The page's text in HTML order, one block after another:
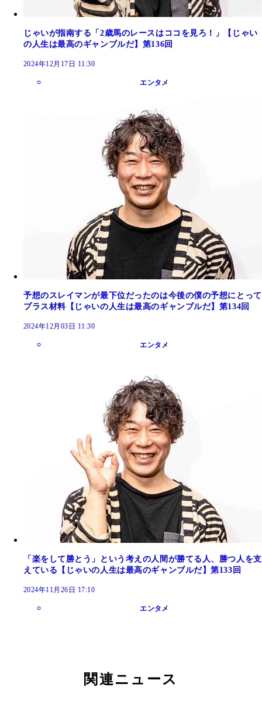
じゃいが指南する「2歳馬のレースはココを見ろ！」【じゃい
の人生は最高のギャンブルだ】第136回
2024年12月17日 11:30
エンタメ
予想のスレイマンが最下位だったのは今後の僕の予想にとって
プラス材料【じゃいの人生は最高のギャンブルだ】第134回
2024年12月03日 11:30
エンタメ
「楽をして勝とう」という考えの人間が勝てる人、勝つ人を支
えている【じゃいの人生は最高のギャンブルだ】第133回
2024年11月26日 17:10
エンタメ
関連ニュース